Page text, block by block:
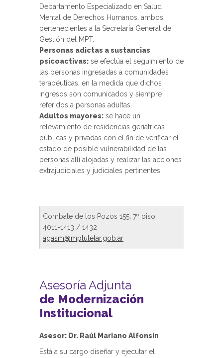
Departamento Especializado en Salud
Mental de Derechos Humanos, ambos
pertenecientes a la Secretaría General de
Gestión del MPT.
Personas adictas a sustancias
psicoactivas: se efectúa el seguimiento de
las personas ingresadas a comunidades
terapéuticas, en la medida que dichos
ingresos son comunicados y siempre
referidos a personas adultas.
Adultos mayores: se hace un
relevamiento de residencias geriátricas
públicas y privadas con el fin de verificar el
estado de posible vulnerabilidad de las
personas allí alojadas y realizar las acciones
extrajudiciales y judiciales pertinentes.
Combate de los Pozos 155, 7º piso
4011-1413 / 1432
agasm@mptutelar.gob.ar
Asesoría Adjunta
de Modernización
Institucional
Asesor: Dr. Raúl Mariano Alfonsín
Está a su cargo diseñar y ejecutar el